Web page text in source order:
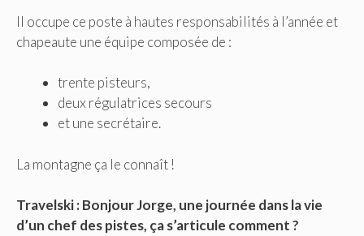
Il occupe ce poste à hautes responsabilités à l’année et
chapeaute une équipe composée de :
trente pisteurs,
deux régulatrices secours
et une secrétaire.
La montagne ça le connaît !
Travelski : Bonjour Jorge, une journée dans la vie
d’un chef des pistes, ça s’articule comment ?